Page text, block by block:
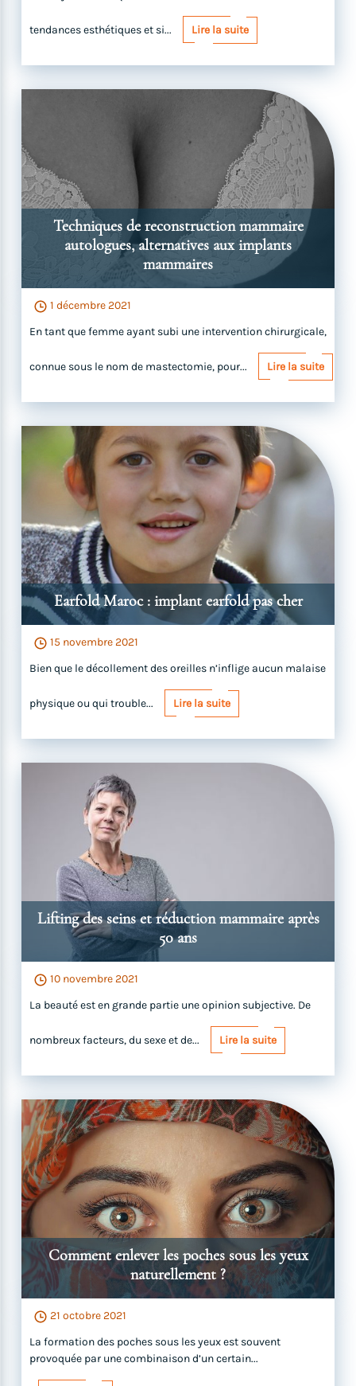
tendances esthétiques et si... Lire la suite
1 décembre 2021
Techniques de reconstruction mammaire
autologues, alternatives aux implants
mammaires
En tant que femme ayant subi une intervention chirurgicale,
connue sous le nom de mastectomie, pour... Lire la suite
15 novembre 2021
Earfold Maroc : implant earfold pas cher
Bien que le décollement des oreilles n’inflige aucun malaise
physique ou qui trouble... Lire la suite
10 novembre 2021
Lifting des seins et réduction mammaire après
50 ans
La beauté est en grande partie une opinion subjective. De
nombreux facteurs, du sexe et de... Lire la suite
21 octobre 2021
Comment enlever les poches sous les yeux
naturellement ?
La formation des poches sous les yeux est souvent
provoquée par une combinaison d’un certain...